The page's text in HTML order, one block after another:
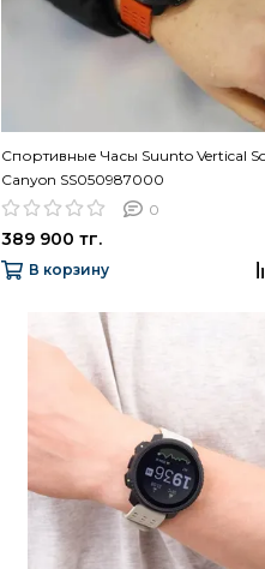
Спортивные Часы Suunto Vertical
Canyon SS050987000
0
389 900 тг.
В корзину